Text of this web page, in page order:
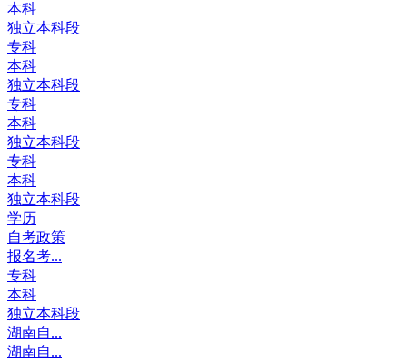
本科
独立本科段
专科
本科
独立本科段
专科
本科
独立本科段
专科
本科
独立本科段
学历
自考政策
报名考...
专科
本科
独立本科段
湖南自...
湖南自...